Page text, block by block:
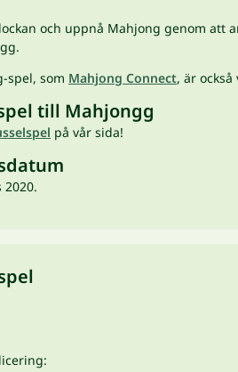
och uppnå Mahjong genom
spel, som Mahjong Connect, är
till Mahjongg
på vår sida!
2020.